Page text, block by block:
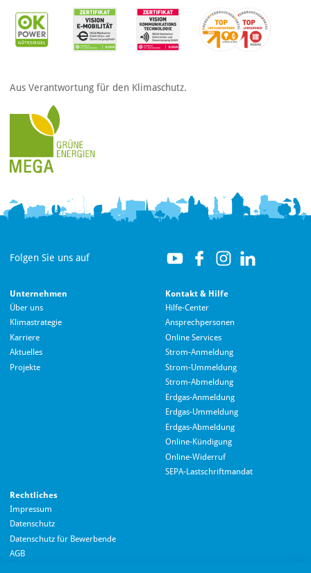
Aus Verantwortung für den Klimaschutz.
Folgen Sie uns auf
Unternehmen
Über uns
Klimastrategie
Karriere
Aktuelles
Projekte
Kontakt & Hilfe
Hilfe-Center
Ansprechpersonen
Online Services
Strom-Anmeldung
Strom-Ummeldung
Strom-Abmeldung
Erdgas-Anmeldung
Erdgas-Ummeldung
Erdgas-Abmeldung
Online-Kündigung
Online-Widerruf
SEPA-Lastschriftmandat
Rechtliches
Impressum
Datenschutz
Datenschutz für Bewerbende
AGB